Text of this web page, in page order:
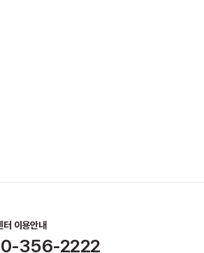
터 이용안내
356-2222